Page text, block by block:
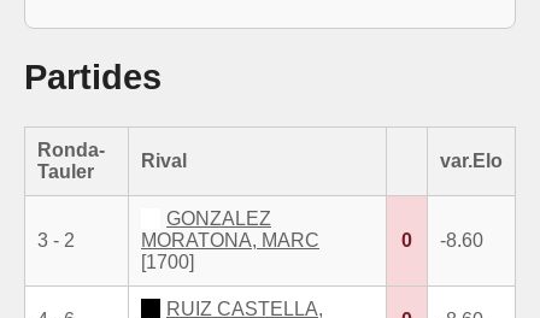
Partides
Ronda-
Tauler
Rival var.Elo
3 - 2
GONZALEZ
MORATONA, MARC
[1700]
0 -8.60
RUIZ CASTELLA,